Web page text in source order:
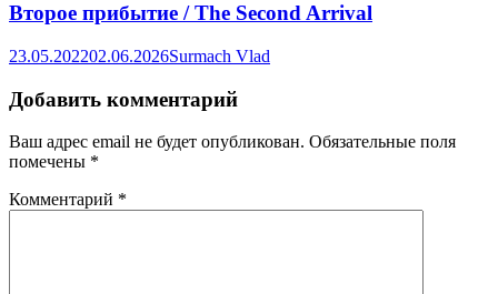
Второе прибытие / The Second Arrival
23.05.202202.06.2026Surmach Vlad
Добавить комментарий
Ваш адрес email не будет опубликован. Обязательные поля
помечены *
Комментарий *